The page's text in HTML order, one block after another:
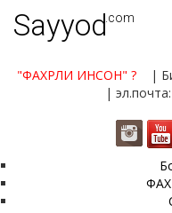
Sayyod.com
"ФАХРЛИ ИНСОН" ?
|
|